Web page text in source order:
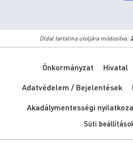
Oldal tartalma utoljára módosítva:
Önkormányzat Hivatal
Adatvédelem / Bejelentések
Akadálymentességi
Süti